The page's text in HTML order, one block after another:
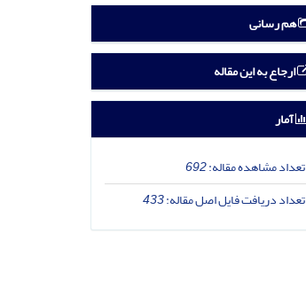
هم رسانی
ارجاع به این مقاله
آمار
تعداد مشاهده مقاله:692
تعداد دریافت فایل اصل مقاله:433